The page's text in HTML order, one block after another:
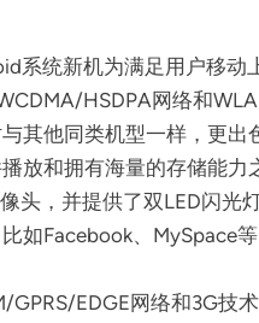
系统新机为满足用户移动
HSDPA网络和
其他同类机型一样，更
放和拥有海量的存储能
头，并提供了双LED闪光
如Facebook、MySpace等
GPRS/EDGE网络和3G技